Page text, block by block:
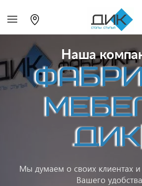
Наша
ДИК
Мы думаем о своих клиентах
Вашего